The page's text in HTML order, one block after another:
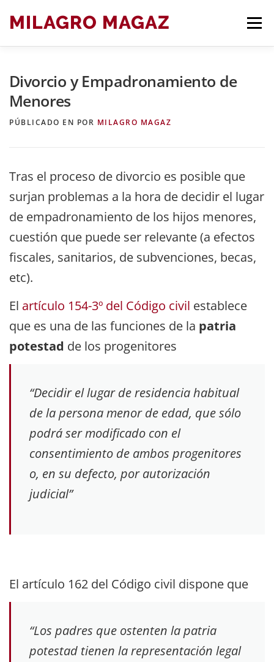
contenido
MILAGRO MAGAZ
BLOG ARTÍCULOS DE DERECHO
Divorcio y Empadronamiento de
Menores
PÚBLICADO EN POR MILAGRO MAGAZ
Tras el proceso de divorcio es posible que
surjan problemas a la hora de decidir el lugar
de empadronamiento de los hijos menores,
cuestión que puede ser relevante (a efectos
fiscales, sanitarios, de subvenciones, becas,
etc).
El artículo 154-3º del Código civil establece
que es una de las funciones de la patria
potestad de los progenitores
“Decidir el lugar de residencia habitual
de la persona menor de edad, que sólo
podrá ser modificado con el
consentimiento de ambos progenitores
o, en su defecto, por autorización
judicial”
El artículo 162 del Código civil dispone que
“Los padres que ostenten la patria
potestad tienen la representación legal